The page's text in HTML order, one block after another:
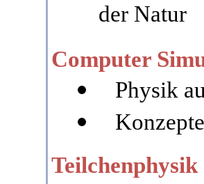
der Natur
Computer
Physik
Teilchenphysik